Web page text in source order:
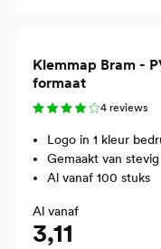
Klemmap Bram -
formaat
4 reviews
Logo in 1 kleur
Gemaakt van stevig
Al vanaf 100 stuks
Al vanaf
3,11